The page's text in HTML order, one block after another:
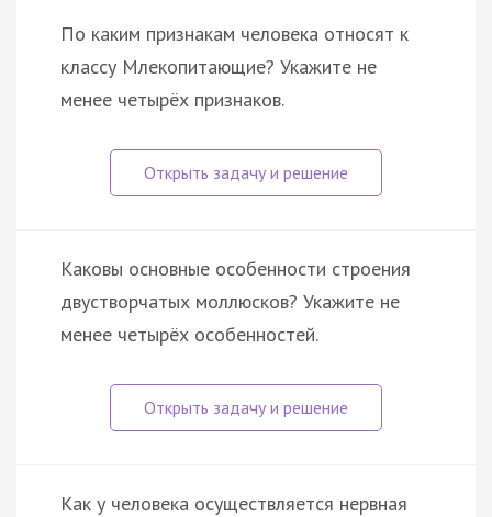
По каким признакам человека относят к
классу Млекопитающие? Укажите не
менее четырёх признаков.
Каковы основные особенности строения
двустворчатых моллюсков? Укажите не
менее четырёх особенностей.
Как у человека осуществляется нервная